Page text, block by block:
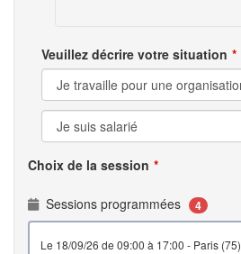
Veuillez décrire votre situation
Choix de la session
Sessions programmées 4
le 18/09/26 de 09:00 à 17:00 - Paris (75)